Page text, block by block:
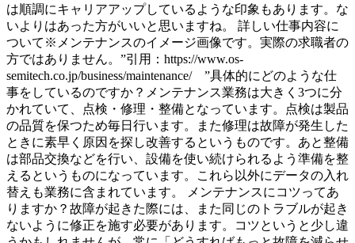
は順調にキャリアアップしているような印象もあります。な
いよりはあった方がいいと思いますね。 詳しい仕事内容に
ついて※メンテナンスのイメージ画像です。実際の求職者の
方ではありません。”引用：https://www.os-
semitech.co.jp/business/maintenance/ ”具体的にどのような仕
事をしているのですか？メンテナンス業務は大きく3つに分
かれていて、点検・修理・整備となっています。点検は製品
の品質を保つため毎日行います。また修理は故障が発生した
ときに素早く原因を探し改善するというものです。あと整備
は部品交換などを行い、設備を使い続けられるよう準備を整
えるというものになっています。これら以外にデータの入れ
替えも業務に含まれています。 メンテナンスにコツってあ
りますか？故障が起きた際には、また同じのトラブルが起き
ないように修正を施す必要があります。コツというと少し違